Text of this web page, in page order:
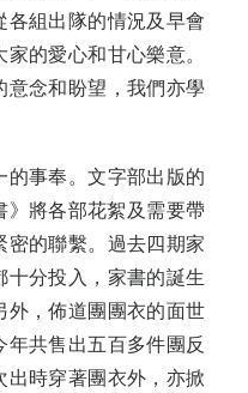
各組出隊的情況及早會
的愛心和甘心樂意。
念和盼望，我們亦學
事奉。文字部出版的
將各部花絮及需要帶
密的聯繫。過去四期家
分投入，家書的誕生
外，佈道團團衣的面世
共售出五百多件團反
出時穿著團衣外，亦掀